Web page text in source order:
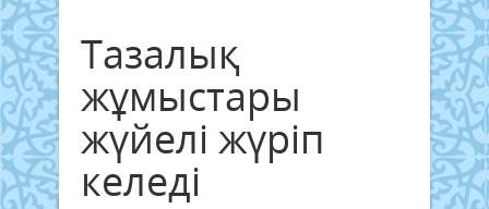
Тазалық
жұмыстары
жүйелі жүріп
келеді